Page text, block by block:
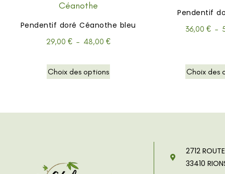
Pendentif doré Céanothe bleu
29,00 € – 48,00 €
Choix des options
Pendentif
36,00 € –
Choix des
2712
33410